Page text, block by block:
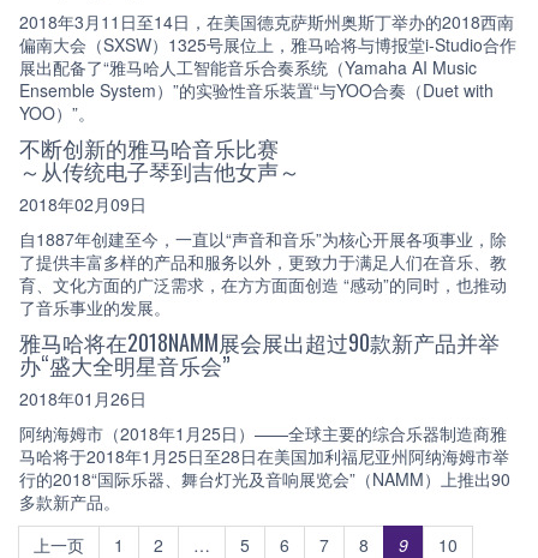
2018年3月11日至14日，在美国德克萨斯州奥斯丁举办的2018西南
偏南大会（SXSW）1325号展位上，雅马哈将与博报堂i-Studio合作
展出配备了“雅马哈人工智能音乐合奏系统（Yamaha AI Music
Ensemble System）”的实验性音乐装置“与YOO合奏（Duet with
YOO）”。
不断创新的雅马哈音乐比赛
～从传统电子琴到吉他女声～
2018年02月09日
自1887年创建至今，一直以“声音和音乐”为核心开展各项事业，除
了提供丰富多样的产品和服务以外，更致力于满足人们在音乐、教
育、文化方面的广泛需求，在方方面面创造 “感动”的同时，也推动
了音乐事业的发展。
雅马哈将在2018NAMM展会展出超过90款新产品并举
办“盛大全明星音乐会”
2018年01月26日
阿纳海姆市（2018年1月25日）——全球主要的综合乐器制造商雅
马哈将于2018年1月25日至28日在美国加利福尼亚州阿纳海姆市举
行的2018“国际乐器、舞台灯光及音响展览会”（NAMM）上推出90
多款新产品。
上一页
1 2 … 5 6 7 8 9
10